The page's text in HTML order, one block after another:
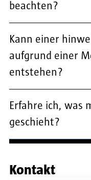
beachten?
Kann einer
aufgrund einer
entstehen?
Erfahre ich, was
geschieht?
Kontakt